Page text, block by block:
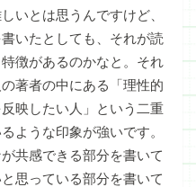
いとは思うんですけど、
いたとしても、それが読
徴があるのかなと。それ
著者の中にある「理性的
映したい人」という二重
ような印象が強いです。
共感できる部分を書いて
思っている部分を書いて